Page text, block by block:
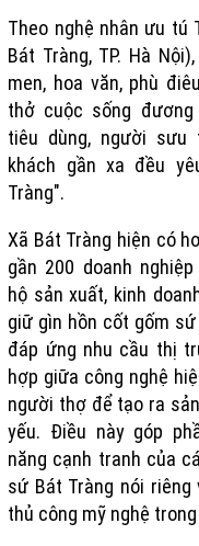
Theo nghệ nhân ưu tú
Bát Tràng, TP. Hà
men, hoa văn, phù
thở cuộc sống
tiêu dùng, người sưu
khách gần xa đều
Tràng".
Xã Bát Tràng hiện có
gần 200 doanh
hộ sản xuất, kinh
giữ gìn hồn cốt gốm
đáp ứng nhu cầu thị
hợp giữa công nghệ
người thợ để tạo ra
yếu. Điều này góp
năng cạnh tranh của
sứ Bát Tràng nói riêng
thủ công mỹ nghệ